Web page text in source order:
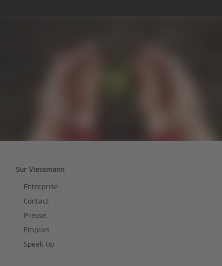
Sur Viessmann
Entreprise
Contact
Presse
Emplois
Speak Up